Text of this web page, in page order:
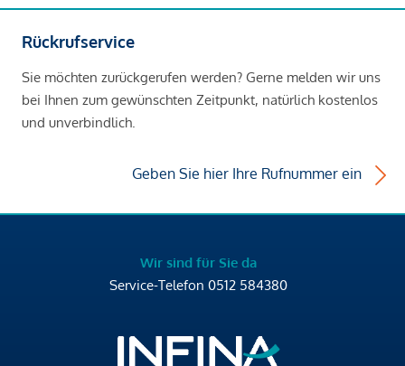
Rückrufservice
Sie möchten zurückgerufen werden? Gerne melden wir uns
bei Ihnen zum gewünschten Zeitpunkt, natürlich kostenlos
und unverbindlich.
Geben Sie hier Ihre Rufnummer ein
Wir sind für Sie da
Service-Telefon 0512 584380